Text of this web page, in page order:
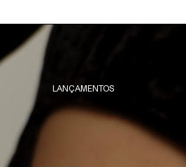
LANÇAMENTOS